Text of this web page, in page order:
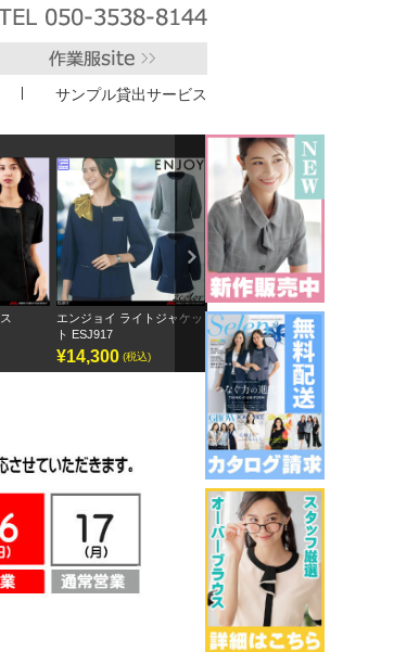
サンプル貸出サービス
ジャケッ
ボンオフィス キュロット
AC3217
¥9,295 (税込)
半袖オーバーブラウス
GOBL-2602
¥12,155 (税込)
Next